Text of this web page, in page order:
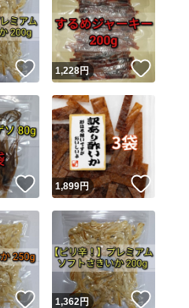
いいね！
1,228円
いいね！
1,899円
いいね！
1,362円